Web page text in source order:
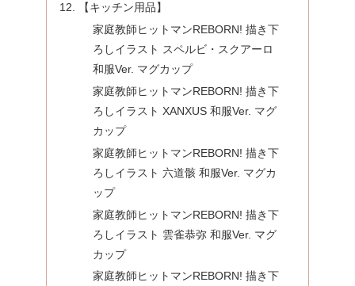
【キッチン用品】
家庭教師ヒットマンREBORN! 描き下
ろしイラスト スペルビ・スクアーロ
和服Ver. マグカップ
家庭教師ヒットマンREBORN! 描き下
ろしイラスト XANXUS 和服Ver. マグ
カップ
家庭教師ヒットマンREBORN! 描き下
ろしイラスト 六道骸 和服Ver. マグカ
ップ
家庭教師ヒットマンREBORN! 描き下
ろしイラスト 雲雀恭弥 和服Ver. マグ
カップ
家庭教師ヒットマンREBORN! 描き下